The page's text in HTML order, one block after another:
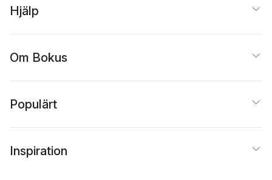
Hjälp
Om Bokus
Populärt
Inspiration